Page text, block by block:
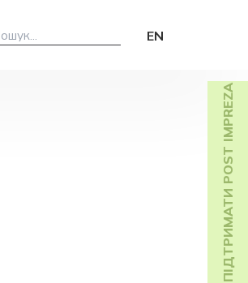
EN
ПІДТРИМАТИ POST IMPREZA